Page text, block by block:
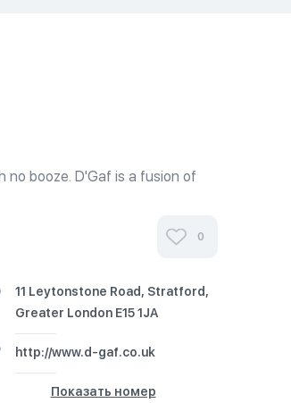
no booze. D'Gaf is a fusion of
which seeks to showcase
0
11 Leytonstone Road, Stratford,
Greater London E15 1JA
http://www.d-gaf.co.uk
Показать номер